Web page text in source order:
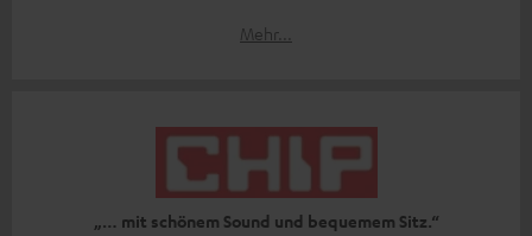
Mehr...
„… mit schönem Sound und bequemem Sitz.“